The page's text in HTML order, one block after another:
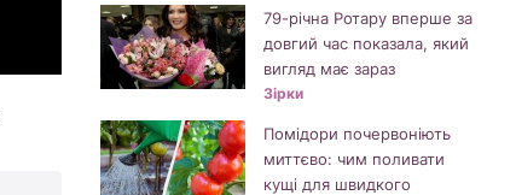
79-річна Ротару вперше за
довгий час показала, який
вигляд має зараз
Зірки
Помідори почервоніють
миттєво: чим поливати
кущі для швидкого